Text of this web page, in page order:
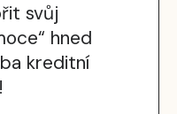
svůj
hned
kreditní